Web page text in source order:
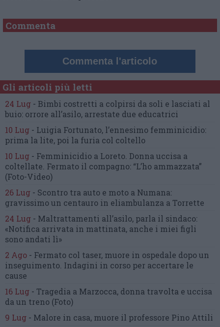
Commenta
Commenta l'articolo
Gli articoli più letti
24 Lug - Bimbi costretti a colpirsi da soli e lasciati al
buio: orrore all’asilo, arrestate due educatrici
10 Lug - Luigia Fortunato, l’ennesimo femminicidio:
prima la lite, poi la furia col coltello
10 Lug - Femminicidio a Loreto. Donna uccisa a
coltellate. Fermato il compagno: “L’ho ammazzata”
(Foto-Video)
26 Lug - Scontro tra auto e moto a Numana:
gravissimo un centauro in eliambulanza a Torrette
24 Lug - Maltrattamenti all’asilo, parla il sindaco:
«Notifica arrivata in mattinata, anche i miei figli
sono andati lì»
2 Ago - Fermato col taser, muore in ospedale dopo un
inseguimento. Indagini in corso per accertare le
cause
16 Lug - Tragedia a Marzocca, donna travolta e uccisa
da un treno (Foto)
9 Lug - Malore in casa, muore il professore Pino Attili